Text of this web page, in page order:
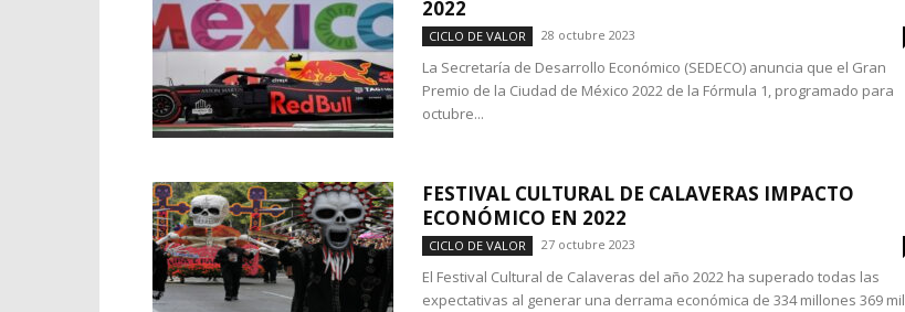
2022
CICLO DE VALOR 28 octubre 2023
La Secretaría de Desarrollo Económico (SEDECO) anuncia que el Gran
Premio de la Ciudad de México 2022 de la Fórmula 1, programado para
octubre...
FESTIVAL CULTURAL DE CALAVERAS IMPACTO
ECONÓMICO EN 2022
CICLO DE VALOR 27 octubre 2023
El Festival Cultural de Calaveras del año 2022 ha superado todas las
expectativas al generar una derrama económica de 334 millones 369 mil